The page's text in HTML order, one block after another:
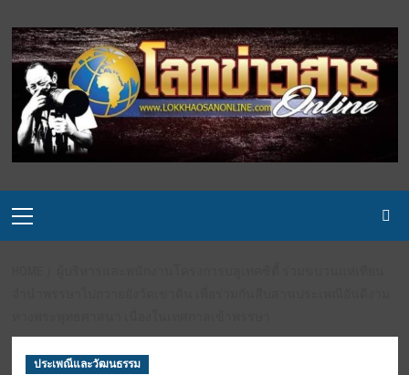
to
content
Menu
ประเพณีและวัฒนธรรม